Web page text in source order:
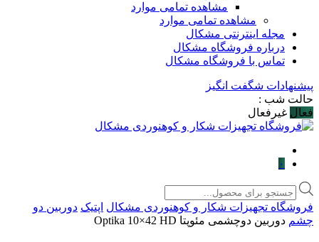
مشاهده تمامی موارد
مشاهده تمامی موارد
مجله اینترنتی مشکال
درباره فروشگاه مشکال
تماس با فروشگاه مشکال
پیشنهادات شگفت انگیز
حالت شب :
فعال غیرفعال
۰
Products
search
فروشگاه تجهیزات شکار و کوهنوردی مشکال اپتیک دوربین دو
چشم دوربین دوچشمی مئوپتا Optika 10×42 HD